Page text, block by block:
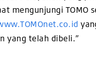
mengunjungi TOMO
yang telah dibeli.”